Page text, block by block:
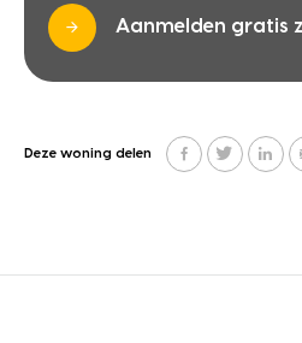
Aanmelden gratis
Deze woning delen